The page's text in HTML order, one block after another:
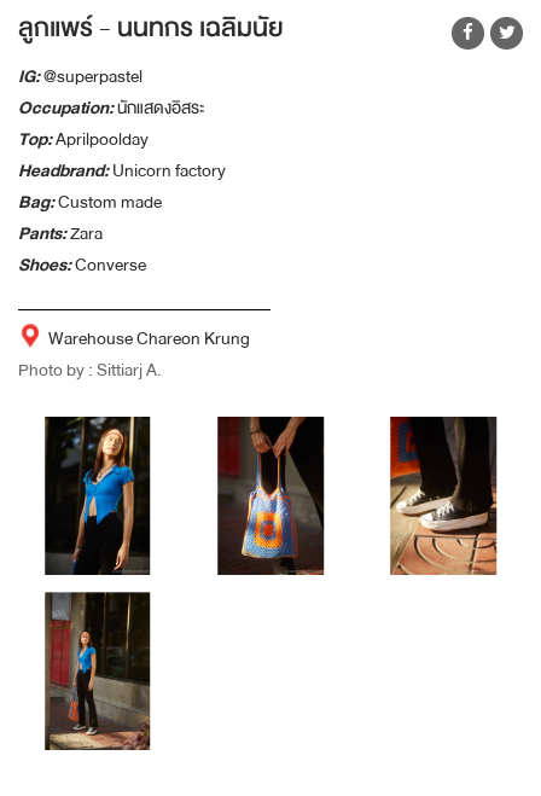
ลูกแพร์ - นนทกร เฉลิมนัย
IG:@superpastel
Occupation:นักแสดงอิสระ
Top:Aprilpoolday
Headbrand:Unicorn factory
Bag:Custom made
Pants:Zara
Shoes:Converse
Warehouse Chareon Krung
Photo by : Sittiarj A.